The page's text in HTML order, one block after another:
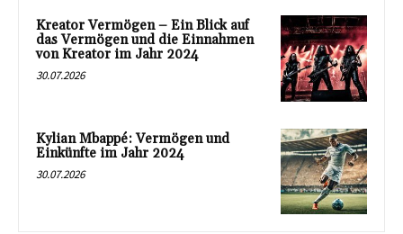
Kreator Vermögen – Ein Blick auf
das Vermögen und die Einnahmen
von Kreator im Jahr 2024
30.07.2026
Kylian Mbappé: Vermögen und
Einkünfte im Jahr 2024
30.07.2026